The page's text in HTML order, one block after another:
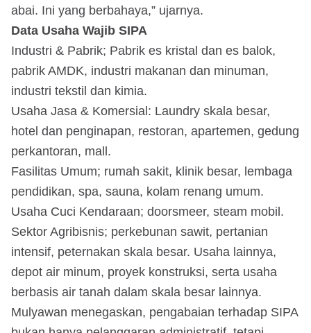
abai. Ini yang berbahaya,” ujarnya.
Data Usaha Wajib SIPA
Industri & Pabrik; Pabrik es kristal dan es balok,
pabrik AMDK, industri makanan dan minuman,
industri tekstil dan kimia.
Usaha Jasa & Komersial: Laundry skala besar,
hotel dan penginapan, restoran, apartemen, gedung
perkantoran, mall.
Fasilitas Umum; rumah sakit, klinik besar, lembaga
pendidikan, spa, sauna, kolam renang umum.
Usaha Cuci Kendaraan; doorsmeer, steam mobil.
Sektor Agribisnis; perkebunan sawit, pertanian
intensif, peternakan skala besar. Usaha lainnya,
depot air minum, proyek konstruksi, serta usaha
berbasis air tanah dalam skala besar lainnya.
Mulyawan menegaskan, pengabaian terhadap SIPA